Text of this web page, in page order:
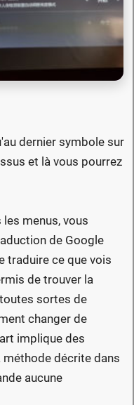
dernier symbole sur
et là vous pourrez
menus, vous
de Google
traduire ce que vois
de trouver la
sortes de
changer de
implique des
décrite dans
aucune